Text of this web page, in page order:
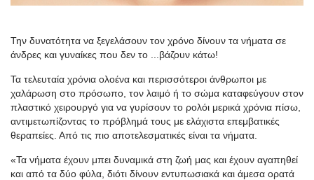
Την δυνατότητα να ξεγελάσουν τον χρόνο δίνουν τα νήματα σε
άνδρες και γυναίκες που δεν το ...βάζουν κάτω!
Τα τελευταία χρόνια ολοένα και περισσότεροι άνθρωποι με
χαλάρωση στο πρόσωπο, τον λαιμό ή το σώμα καταφεύγουν στον
πλαστικό χειρουργό για να γυρίσουν το ρολόι μερικά χρόνια πίσω,
αντιμετωπίζοντας το πρόβλημά τους με ελάχιστα επεμβατικές
θεραπείες. Από τις πιο αποτελεσματικές είναι τα νήματα.
«Τα νήματα έχουν μπει δυναμικά στη ζωή μας και έχουν αγαπηθεί
και από τα δύο φύλα, διότι δίνουν εντυπωσιακά και άμεσα ορατά